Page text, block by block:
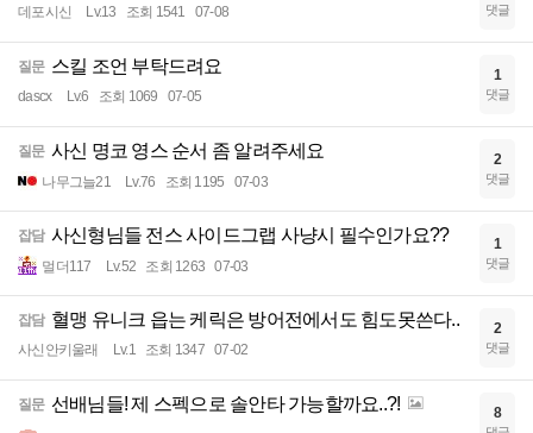
데포시신 Lv.13 조회 1541 07-08 댓글
질문 스킬 조언 부탁드려요
dascx Lv.6 조회 1069 07-05
1
댓글
질문 사신 명코 영스 순서 좀 알려주세요
나무그늘21 Lv.76 조회 1195 07-03
2
댓글
잡담 사신형님들 전스 사이드그랩 사냥시 필수인가요??
멀더117 Lv.52 조회 1263 07-03
1
댓글
잡담 혈맹 유니크 읍는 케릭은 방어전에서도 힘도못쓴다..
사신안키울래 Lv.1 조회 1347 07-02
2
댓글
질문 선배님들! 제 스펙으로 솔안타 가능할까요..?! 8